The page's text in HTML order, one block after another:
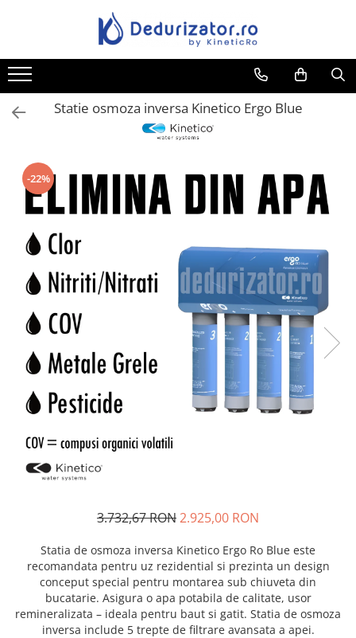
Statie osmoza inversa Kinetico Ergo Blue
-22%
3.732,67 RON2.925,00 RON
Statia de osmoza inversa Kinetico Ergo Ro Blue este
recomandata pentru uz rezidential si prezinta un design
conceput special pentru montarea sub chiuveta din
bucatarie. Asigura o apa potabila de calitate, usor
remineralizata – ideala pentru baut si gatit. Statia de osmoza
inversa include 5 trepte de filtrare avansata a apei.